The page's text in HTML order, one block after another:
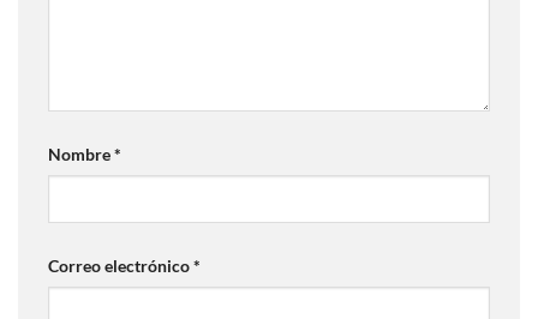
Nombre*
Correo electrónico*